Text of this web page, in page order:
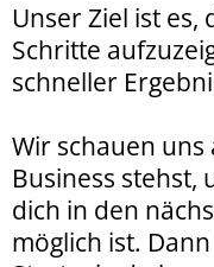
Unser Ziel ist es,
Schritte
schneller
Wir schauen
Business stehst,
dich in den
möglich ist.